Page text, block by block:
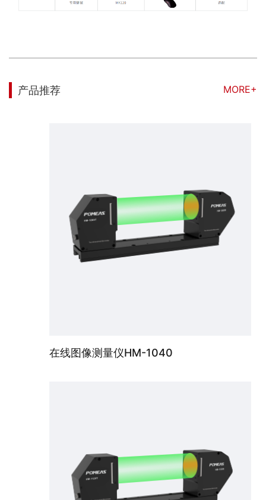
产品推荐 MORE+
在线图像测量仪HM-1040